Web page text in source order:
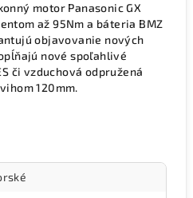
motor Panasonic GX
až 95Nm a báteria BMZ
objavovanie nových
nové spoľahlivé
či vzduchová odpružená
120mm.